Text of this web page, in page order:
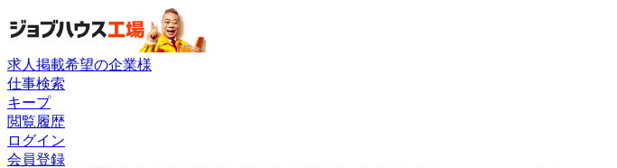
求人掲載希望の企業様
仕事検索
キープ
閲覧履歴
ログイン
会員登録